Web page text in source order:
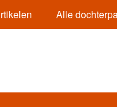
Alle